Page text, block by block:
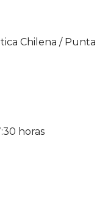
Chilena / Punta
horas